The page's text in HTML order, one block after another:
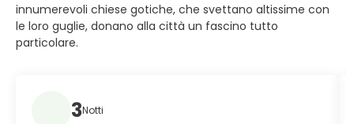
innumerevoli chiese gotiche, che svettano altissime con
le loro guglie, donano alla città un fascino tutto
particolare.
3Notti